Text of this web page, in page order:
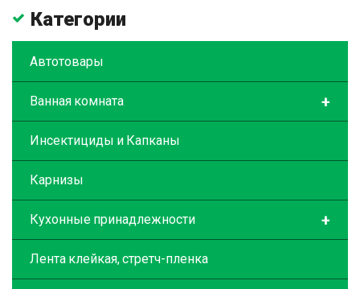
Категории
Автотовары
+
Ванная комната
Инсектициды и Капканы
Карнизы
+
Кухонные принадлежности
Лента клейкая, стретч-пленка